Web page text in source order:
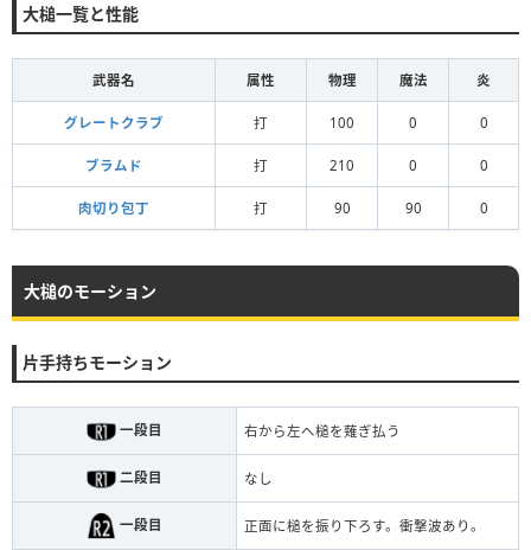
大槌一覧と性能
武器名 属性 物理 魔法 炎
グレートクラブ 打 100 0 0
ブラムド 打 210 0 0
肉切り包丁 打 90 90 0
大槌のモーション
片手持ちモーション
一段目 右から左へ槌を薙ぎ払う
二段目 なし
一段目 正面に槌を振り下ろす。衝撃波あり。